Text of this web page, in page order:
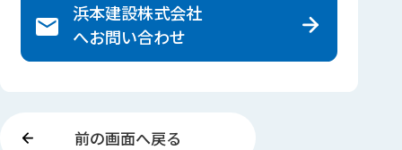
浜本建設株式会社
へお問い合わせ
前の画面へ戻る